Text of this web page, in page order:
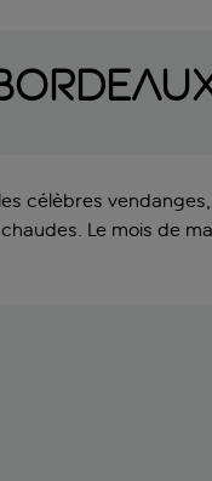
célèbres
Le mois de